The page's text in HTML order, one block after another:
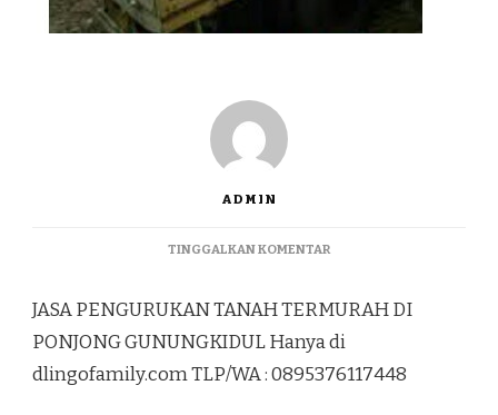
ADMIN
TINGGALKAN KOMENTARPADA
TANAH
TERMURAH
DI
PONJONG
JASA PENGURUKAN TANAH TERMURAH DI
PONJONG GUNUNGKIDUL Hanya di
dlingofamily.com TLP/WA : 0895376117448